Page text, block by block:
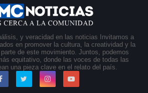
y veracidad en las noticias Invitamos a
en promover la cultura, la creatividad y la
de este movimiento. Juntos, podemos
equitativo, donde las voces de todas las
una pieza clave en el relato del país.